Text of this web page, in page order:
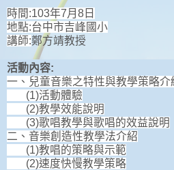
時間:103年7月8日
地點:台中市吉峰國小
講師:鄭方靖教授
活動內容:
一、兒童音樂之特性與教學策略介
(1)活動體驗
(2)教學效能說明
(3)歌唱教學與歌唱的效益說明
二、音樂創造性教學法介紹
(1)教唱的策略與示範
(2)速度快慢教學策略